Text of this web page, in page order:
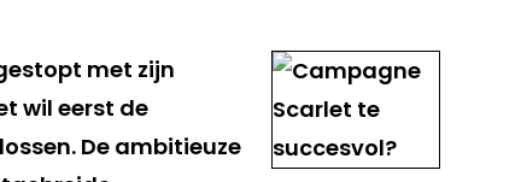
met zijn
wil eerst de
De ambitieuze